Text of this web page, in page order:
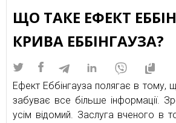
ЩО ТАКЕ ЕФЕКТ
КРИВА ЕББІНГАУЗА?
Ефект Еббінгауза полягає в тому,
забуває все більше інформації.
усім відомий. Заслуга вченого в